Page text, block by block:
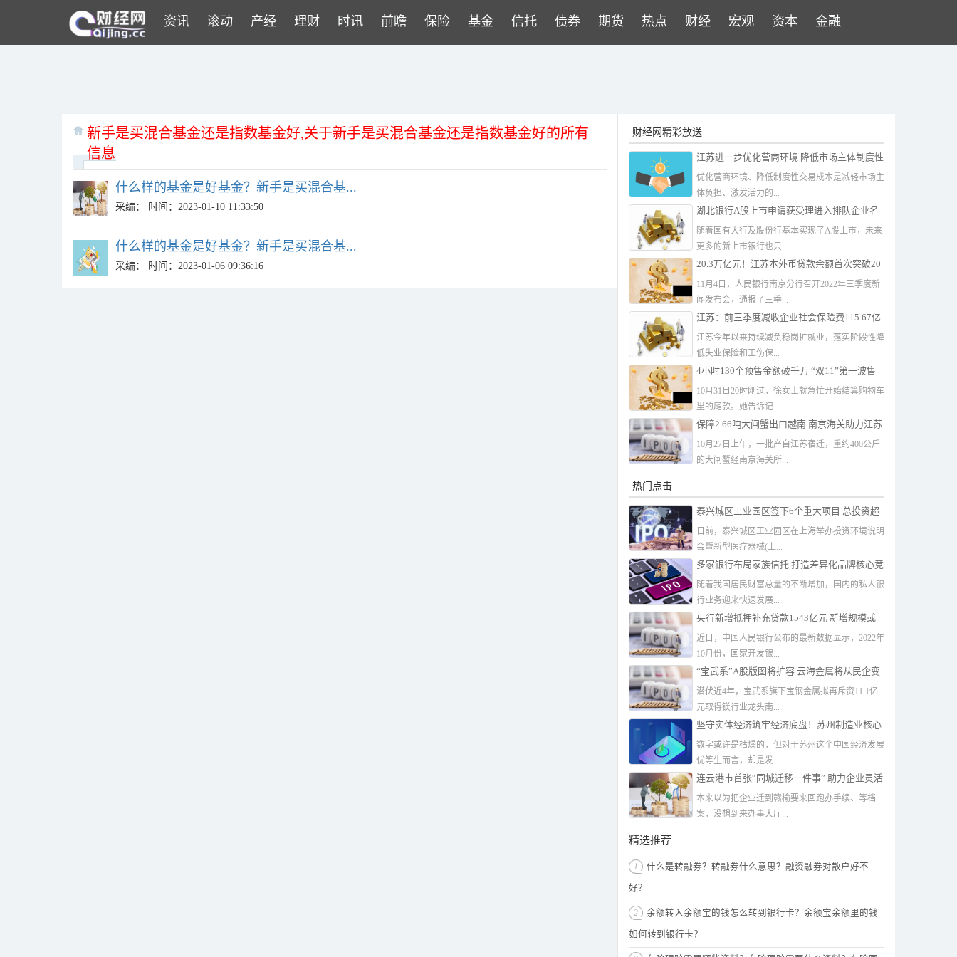
资讯 滚动 产经 理财 时讯 前瞻 保险 基金 信托 债券 期货 热点 财经 宏观 资本 金融
新手是买混合基金还是指数基金好,关于新手是买混合基金还是指数基金好的所有
信息
什么样的基金是好基金？新手是买混合基...
采编： 时间：2023-01-10 11:33:50
什么样的基金是好基金？新手是买混合基...
采编： 时间：2023-01-06 09:36:16
财经网精彩放送
江苏进一步优化营商环境 降低市场主体制度性
交易成本
优化营商环境、降低制度性交易成本是减轻市场主
体负担、激发活力的...
湖北银行A股上市申请获受理进入排队企业名
单 外币贷款总额排名第三
随着国有大行及股份行基本实现了A股上市，未来
更多的新上市银行也只...
20.3万亿元！江苏本外币贷款余额首次突破20
11月4日，人民银行南京分行召开2022年三季度新
闻发布会，通报了三季...
江苏：前三季度减收企业社会保险费115.67亿
元
江苏今年以来持续减负稳岗扩就业，落实阶段性降
低失业保险和工伤保...
4小时130个预售金额破千万 “双11”第一波售
10月31日20时刚过，徐女士就急忙开始结算购物车
里的尾款。她告诉记...
保障2.66吨大闸蟹出口越南 南京海关助力江苏
10月27日上午，一批产自江苏宿迁，重约400公斤
的大闸蟹经南京海关所...
热门点击
泰兴城区工业园区签下6个重大项目 总投资超
10.3亿元
日前，泰兴城区工业园区在上海举办投资环境说明
会暨新型医疗器械(上...
多家银行布局家族信托 打造差异化品牌核心竞
争力
随着我国居民财富总量的不断增加，国内的私人银
行业务迎来快速发展...
央行新增抵押补充贷款1543亿元 新增规模或
达2000亿
近日，中国人民银行公布的最新数据显示，2022年
10月份，国家开发银...
“宝武系”A股版图将扩容 云海金属将从民企变
身为央企
潜伏近4年，宝武系旗下宝钢金属拟再斥资11 1亿
元取得镁行业龙头南...
坚守实体经济筑牢经济底盘！苏州制造业核心
竞争力再跃升
数字或许是枯燥的，但对于苏州这个中国经济发展
优等生而言，却是发...
连云港市首张“同城迁移一件事” 助力企业灵活
发展
本来以为把企业迁到赣榆要来回跑办手续、等档
案，没想到来办事大厅...
精选推荐
1 什么是转融券？转融券什么意思？融资融券对散户好不
好？
2 余额转入余额宝的钱怎么转到银行卡？余额宝余额里的钱
如何转到银行卡？